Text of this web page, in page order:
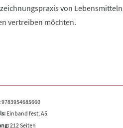
von
vertreiben möchten.
9783954685660
Einband fest, A5
212 Seiten